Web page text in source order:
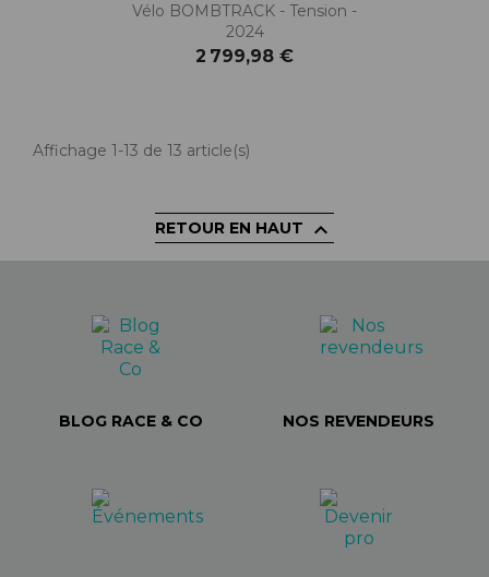
Vélo BOMBTRACK - Tension -
2024
2 799,98 €
Affichage 1-13 de 13 article(s)
RETOUR EN HAUT 
BLOG RACE & CO NOS REVENDEURS